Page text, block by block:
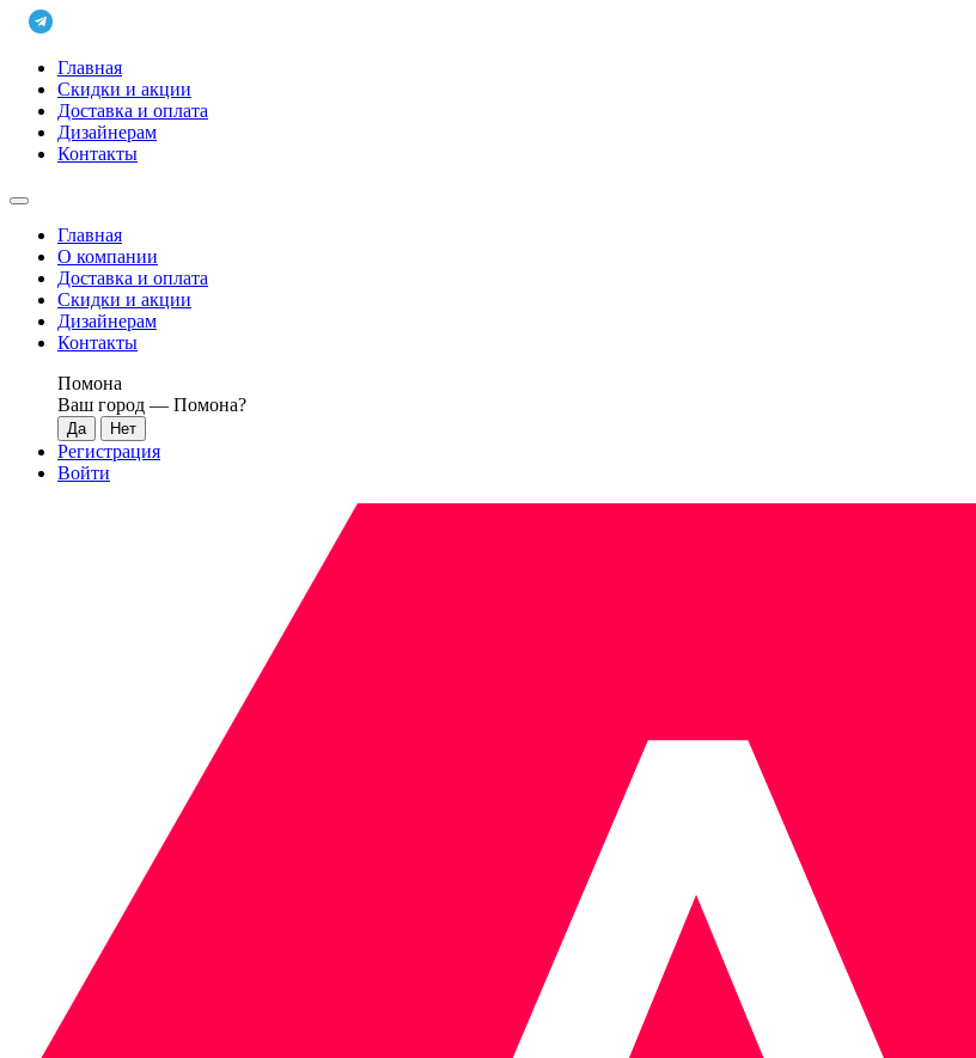
Главная
Скидки и акции
Доставка и оплата
Дизайнерам
Контакты
Главная
О компании
Доставка и оплата
Скидки и акции
Дизайнерам
Контакты
Помона
Ваш город — Помона?
Регистрация
Войти